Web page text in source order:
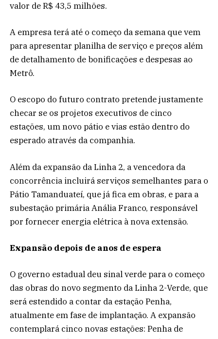
valor de R$ 43,5 milhões.
A empresa terá até o começo da semana que vem
para apresentar planilha de serviço e preços além
de detalhamento de bonificações e despesas ao
Metrô.
O escopo do futuro contrato pretende justamente
checar se os projetos executivos de cinco
estações, um novo pátio e vias estão dentro do
esperado através da companhia.
Além da expansão da Linha 2, a vencedora da
concorrência incluirá serviços semelhantes para o
Pátio Tamanduateí, que já fica em obras, e para a
subestação primária Anália Franco, responsável
por fornecer energia elétrica à nova extensão.
Expansão depois de anos de espera
O governo estadual deu sinal verde para o começo
das obras do novo segmento da Linha 2-Verde, que
será estendido a contar da estação Penha,
atualmente em fase de implantação. A expansão
contemplará cinco novas estações: Penha de